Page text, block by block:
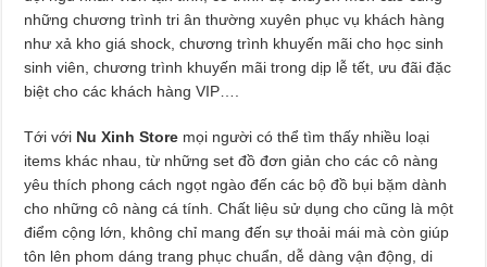
những chương trình tri ân thường xuyên phục vụ khách hàng
như xả kho giá shock, chương trình khuyến mãi cho học sinh
sinh viên, chương trình khuyến mãi trong dịp lễ tết, ưu đãi đặc
biệt cho các khách hàng VIP….
Tới với Nu Xinh Store mọi người có thể tìm thấy nhiều loại
items khác nhau, từ những set đồ đơn giản cho các cô nàng
yêu thích phong cách ngọt ngào đến các bộ đồ bụi bặm dành
cho những cô nàng cá tính. Chất liệu sử dụng cho cũng là một
điểm cộng lớn, không chỉ mang đến sự thoải mái mà còn giúp
tôn lên phom dáng trang phục chuẩn, dễ dàng vận động, di